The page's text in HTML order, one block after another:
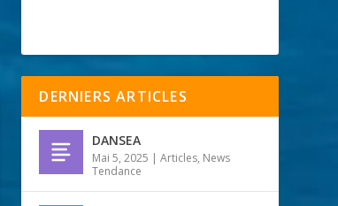
DERNIERS ARTICLES
DANSEA
Mai 5, 2025 |Articles, News
Tendance